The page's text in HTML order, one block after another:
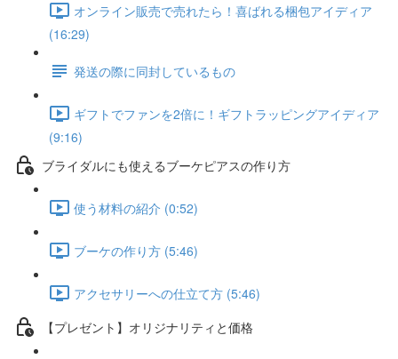
オンライン販売で売れたら！喜ばれる梱包アイディア
(16:29)
発送の際に同封しているもの
ギフトでファンを2倍に！ギフトラッピングアイディア
(9:16)
ブライダルにも使えるブーケピアスの作り方
使う材料の紹介 (0:52)
ブーケの作り方 (5:46)
アクセサリーへの仕立て方 (5:46)
【プレゼント】オリジナリティと価格